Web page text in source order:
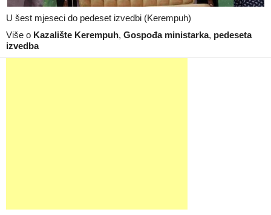
U šest mjeseci do pedeset izvedbi (Kerempuh)
Više o Kazalište Kerempuh, Gospođa ministarka, pedeseta
izvedba